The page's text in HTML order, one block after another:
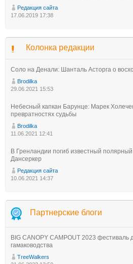
Редакция сайта
17.06.2019 17:38
Колонка редакции
Соло на Денали: Шанталь Асторга о
Brodilka
29.06.2021 15:53
Небесный капкан Барунце: Марек
превратностях судьбы
Brodilka
11.06.2021 12:41
В Гренландии погиб известный
Дансеркер
Редакция сайта
10.06.2021 14:37
Партнерские блоги
BIG CANOPY CAMPOUT 2023 фестиваль
гамаководства
TreeWalkers